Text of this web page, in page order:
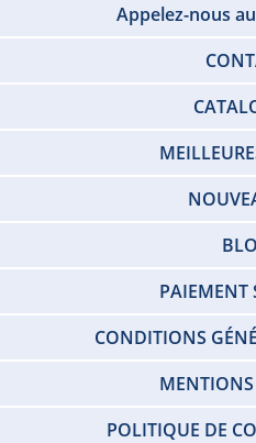
Appelez-nous
PAIEMENT
CONDITIONS
MENTIONS
POLITIQUE DE